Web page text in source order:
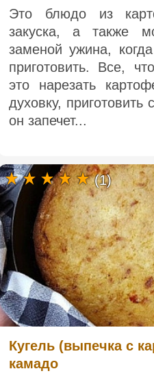
Это блюдо из
закуска, а также
заменой ужина,
приготовить. Все,
это нарезать
духовку, приготовить
он запечет...
Кугель (выпечка с
камадо
(1)